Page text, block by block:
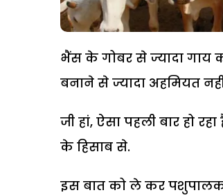
भैंस के गोबर से ज्यादा गाय
बनाने से ज्यादा अहमियत
जी हां, ऐसा पहली बार हो
के हिसाब से.
इस बात को ले कर पशुपालकों